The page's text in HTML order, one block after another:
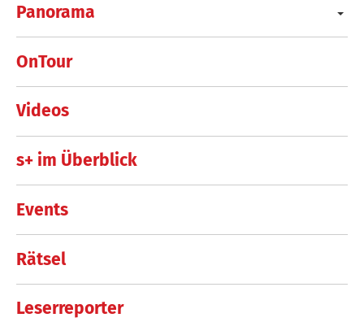
Panorama
OnTour
Videos
s+ im Überblick
Events
Rätsel
Leserreporter